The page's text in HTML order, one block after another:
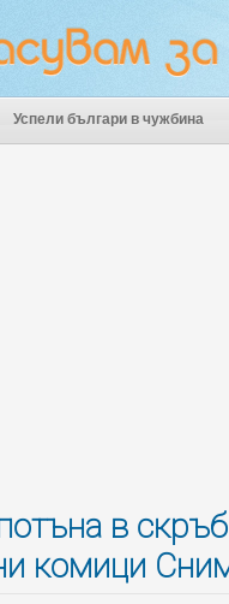
Успели българи в чужбина
в
комици